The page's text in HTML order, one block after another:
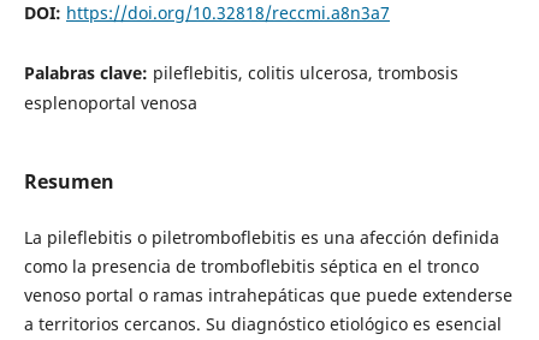
DOI: https://doi.org/10.32818/reccmi.a8n3a7
Palabras clave: pileflebitis, colitis ulcerosa, trombosis
esplenoportal venosa
Resumen
La pileflebitis o piletromboflebitis es una afección definida
como la presencia de tromboflebitis séptica en el tronco
venoso portal o ramas intrahepáticas que puede extenderse
a territorios cercanos. Su diagnóstico etiológico es esencial